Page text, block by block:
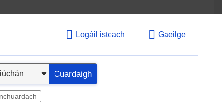
Logáil isteach Gaeilge
Cuardaigh